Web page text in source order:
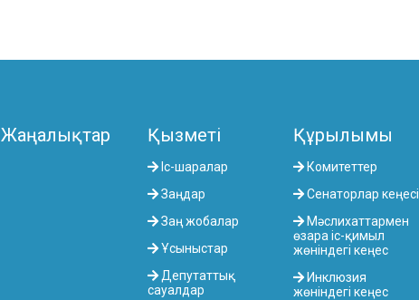
Жаңалықтар Қызметі
Іс-шаралар
Заңдар
Заң жобалар
Ұсыныстар
Депутаттық
сауалдар
Құрылымы
Комитеттер
Сенаторлар кеңесі
Мәслихаттармен
өзара іс-қимыл
жөніндегі кеңес
Инклюзия
жөніндегі кеңес